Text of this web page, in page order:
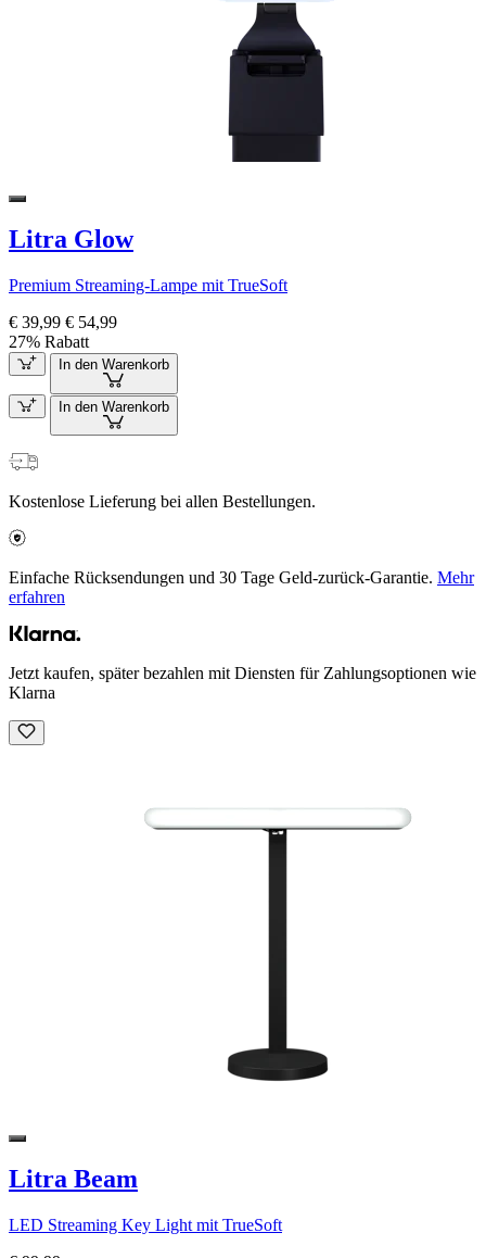
Litra Glow
Premium Streaming-Lampe mit TrueSoft
€ 39,99 € 54,99
27% Rabatt
In den Warenkorb
In den Warenkorb
Kostenlose Lieferung bei allen Bestellungen.
Einfache Rücksendungen und 30 Tage Geld-zurück-Garantie. Mehr
erfahren
Jetzt kaufen, später bezahlen mit Diensten für Zahlungsoptionen wie
Klarna
Litra Beam
LED Streaming Key Light mit TrueSoft